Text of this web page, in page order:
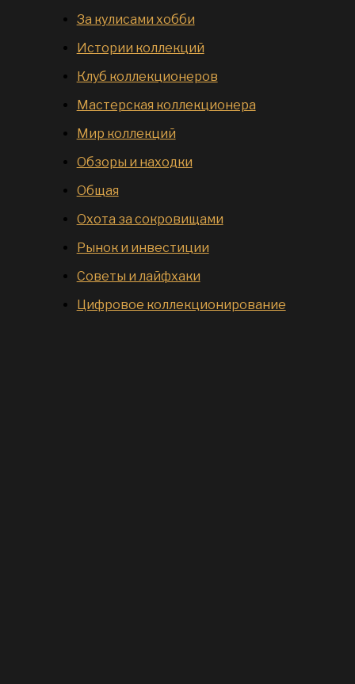
За кулисами хобби
Истории коллекций
Клуб коллекционеров
Мастерская коллекционера
Мир коллекций
Обзоры и находки
Общая
Охота за сокровищами
Рынок и инвестиции
Советы и лайфхаки
Цифровое коллекционирование